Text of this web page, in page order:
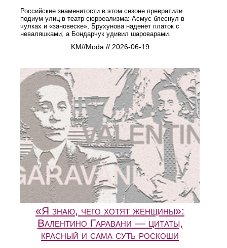
Российские знаменитости в этом сезоне превратили
подиум улиц в театр сюрреализма: Асмус блеснул в
чулках и «зановеске», Брухунова наденет платок с
неваляшками, а Бондарчук удивил шароварами.
KM//Moda // 2026-06-19
«Я знаю, чего хотят женщины»:
Валентино Гаравани — цитаты,
красный и сама суть роскоши